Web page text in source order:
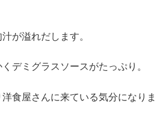
が溢れだします。
デミグラスソースがたっぷり。
食屋さんに来ている気分になりま